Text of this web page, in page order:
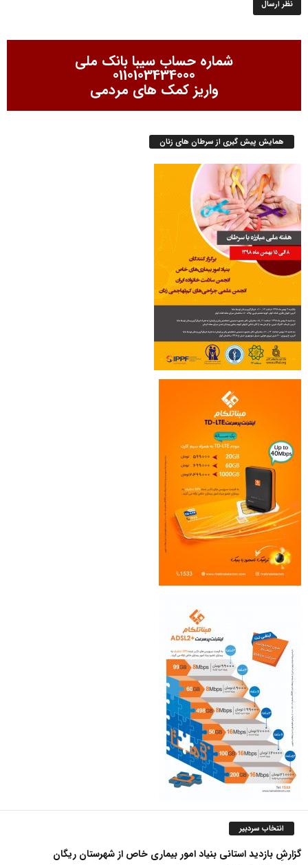
شماره حساب سیبا بانک ملی
0110103434000
واریز کمک های مردمی
همایش پیش گیری از سرطان های زنان
انتخاب سردبیر
گزارشِ بازدید استانی بنیاد امور بیماری خاص از شهرستان ریگان